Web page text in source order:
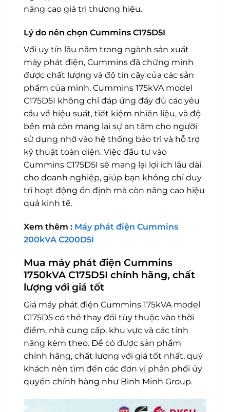
nâng cao giá trị thương hiệu.
Lý do nên chọn Cummins C175D5I
Với uy tín lâu năm trong ngành sản xuất
máy phát điện, Cummins đã chứng minh
được chất lượng và độ tin cậy của các sản
phẩm của mình. Cummins 175kVA model
C175D5I không chỉ đáp ứng đầy đủ các yêu
cầu về hiệu suất, tiết kiệm nhiên liệu, và độ
bền mà còn mang lại sự an tâm cho người
sử dụng nhờ vào hệ thống bảo trì và hỗ trợ
kỹ thuật toàn diện. Việc đầu tư vào
Cummins C175D5I sẽ mang lại lợi ích lâu dài
cho doanh nghiệp, giúp bạn không chỉ duy
trì hoạt động ổn định mà còn nâng cao hiệu
quả kinh tế.
Xem thêm : Máy phát điện Cummins
200kVA C200D5I
Mua máy phát điện Cummins
1750kVA C175D5I chính hãng, chất
lượng với giá tốt
Giá máy phát điện Cummins 175kVA model
C175D5 có thể thay đổi tùy thuộc vào thời
điểm, nhà cung cấp, khu vực và các tính
năng kèm theo. Để có được sản phẩm
chính hãng, chất lượng với giá tốt nhất, quý
khách nên tìm đến các đơn vị phân phối ủy
quyền chính hãng như Bình Minh Group.